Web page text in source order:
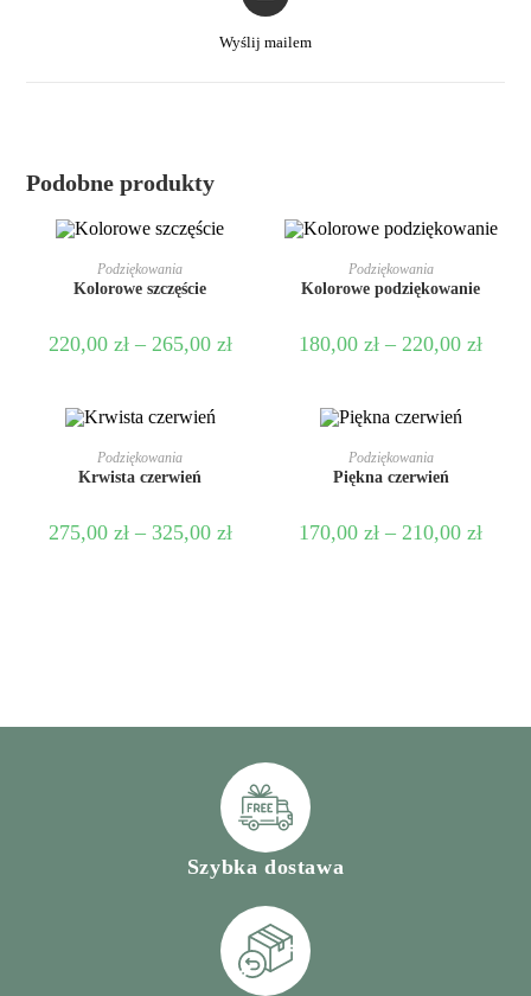
Wyślij mailem
Podobne produkty
WYBIERZ OPCJE
Podziękowania
Kolorowe szczęście
220,00 zł – 265,00 zł
WYBIERZ OPCJE
Podziękowania
Kolorowe podziękowanie
180,00zł – 220,00zł
WYBIERZ OPCJE
Podziękowania
Krwista czerwień
275,00 zł – 325,00 zł
WYBIERZ OPCJE
Podziękowania
Piękna czerwień
170,00zł – 210,00zł
Szybka dostawa